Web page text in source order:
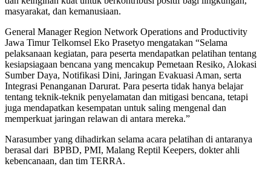
masyarakat, dan kemanusiaan.
General Manager Region Network Operations and Productivity
Jawa Timur Telkomsel Eko Prasetyo mengatakan “Selama
pelaksanaan kegiatan, para peserta mendapatkan pelatihan tentang
kesiapsiagaan bencana yang mencakup Pemetaan Resiko, Alokasi
Sumber Daya, Notifikasi Dini, Jaringan Evakuasi Aman, serta
Integrasi Penanganan Darurat. Para peserta tidak hanya belajar
tentang teknik-teknik penyelamatan dan mitigasi bencana, tetapi
juga mendapatkan kesempatan untuk saling mengenal dan
memperkuat jaringan relawan di antara mereka.”
Narasumber yang dihadirkan selama acara pelatihan di antaranya
berasal dari BPBD, PMI, Malang Reptil Keepers, dokter ahli
kebencanaan, dan tim TERRA.